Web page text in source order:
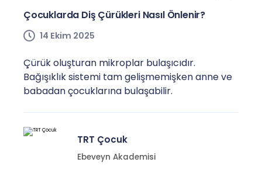
Çocuklarda Diş Çürükleri Nasıl Önlenir?
14 Ekim 2025
Çürük oluşturan mikroplar bulaşıcıdır.
Bağışıklık sistemi tam gelişmemişken anne ve
babadan çocuklarına bulaşabilir.
TRT Çocuk
Ebeveyn Akademisi